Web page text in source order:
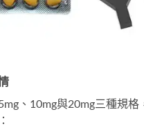
、10mg與20mg三種規